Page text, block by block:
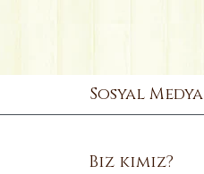
Sosyal Medya
Biz kimiz?